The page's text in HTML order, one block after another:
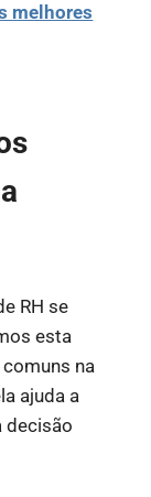
melhores
RH se
esta
na
ajuda a
decisão